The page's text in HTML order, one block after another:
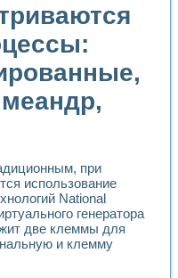
геометрического анализа в
помощью программно -
всплывающих газовых
тиристорным
INSTRUMENTS для
стенда для
диэлектрических свойств
и развития
импедансный томограф на
характеризации
при
использование
National
генератора
две клеммы для
и клемму